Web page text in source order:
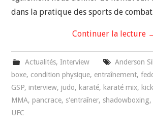
dans la pratique des sports de combat.
Continuer la lecture
Actualités, Interview Anderson
boxe, condition physique, entraînement,
GSP,interview,judo, karaté, karaté mix,
MMA,pancrace, s'entraîner, shadowboxing,
UFC